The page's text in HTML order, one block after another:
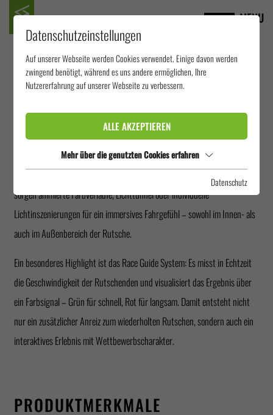
MENU
LED-LICHTEFFEKTE
Für ein multisensorisches Rutscherlebnis bieten LED-Lichteffekte
vielfältige Gestaltungsmöglichkeiten. Die eingesetzten RGB-LED-Systeme
liefern starke Leuchtkraft ab 1000 Lumen und lassen sich statisch,
sorgen animierte Farbverläufe, Lichttunnel oder individuelle
Lichtinszenierungen für ein immersives Fahrgefühl – sowohl im Innen- als
auch im Außenbereich der Rutsche.
Ein besonderes Highlight ist das Race Guide System: Es misst in Echtzeit
die Geschwindigkeit der Rutschenden und visualisiert das Ergebnis über
ein Farbsignal – Grün für schnell, Rot für langsam. Damit entsteht nicht
nur ein zusätzlicher Anreiz zum wiederholten Rutschen, sondern auch ein
interaktives Erlebnis mit Wettbewerbscharakter.
PRODUKTMERKMALE
Datenschutzeinstellungen
Auf unserer Webseite werden Cookies verwendet. Einige davon werden
zwingend benötigt, während es uns andere ermöglichen, Ihre
Nutzererfahrung auf unserer Webseite zu verbessern.
ALLE AKZEPTIEREN
Mehr über die genutzten Cookies erfahren
Datenschutz